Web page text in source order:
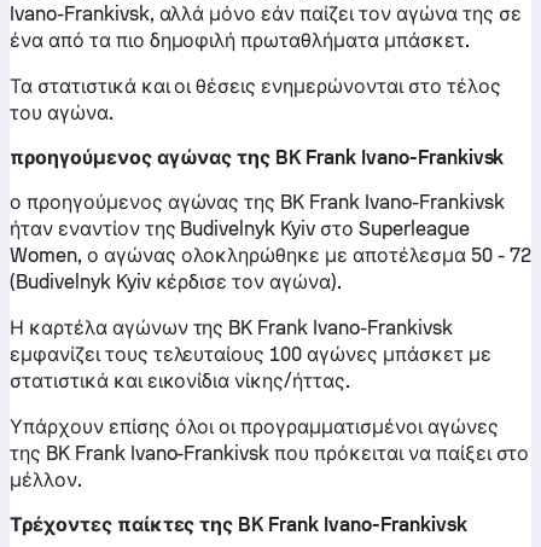
Ivano-Frankivsk, αλλά μόνο εάν παίζει τον αγώνα της σε
ένα από τα πιο δημοφιλή πρωταθλήματα μπάσκετ.
Τα στατιστικά και οι θέσεις ενημερώνονται στο τέλος
του αγώνα.
προηγούμενος αγώνας της BK Frank Ivano-Frankivsk
ο προηγούμενος αγώνας της BK Frank Ivano-Frankivsk
ήταν εναντίον της Budivelnyk Kyiv στο Superleague
Women, ο αγώνας ολοκληρώθηκε με αποτέλεσμα 50 - 72
(Budivelnyk Kyiv κέρδισε τον αγώνα).
Η καρτέλα αγώνων της BK Frank Ivano-Frankivsk
εμφανίζει τους τελευταίους 100 αγώνες μπάσκετ με
στατιστικά και εικονίδια νίκης/ήττας.
Υπάρχουν επίσης όλοι οι προγραμματισμένοι αγώνες
της BK Frank Ivano-Frankivsk που πρόκειται να παίξει στο
μέλλον.
Τρέχοντες παίκτες της BK Frank Ivano-Frankivsk